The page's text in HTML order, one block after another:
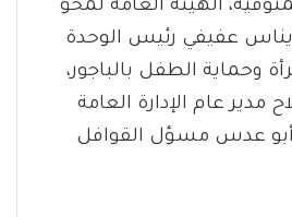
الهيئة العامة لمحو
عفيفي رئيس الوحدة
وحماية الطفل بالباجور،
مدير عام الإدارة العامة
أبو عدس مسؤل القوافل